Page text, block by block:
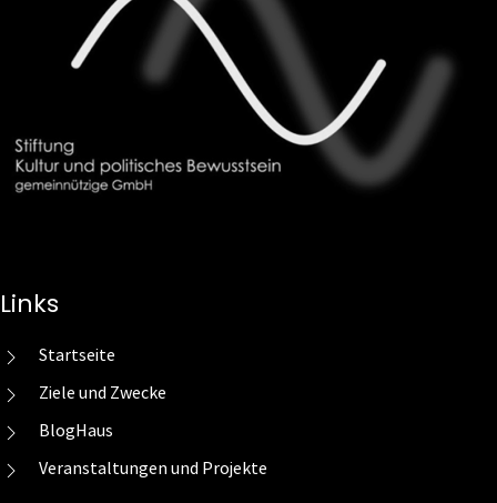
Links
Startseite
Ziele und Zwecke
BlogHaus
Veranstaltungen und Projekte